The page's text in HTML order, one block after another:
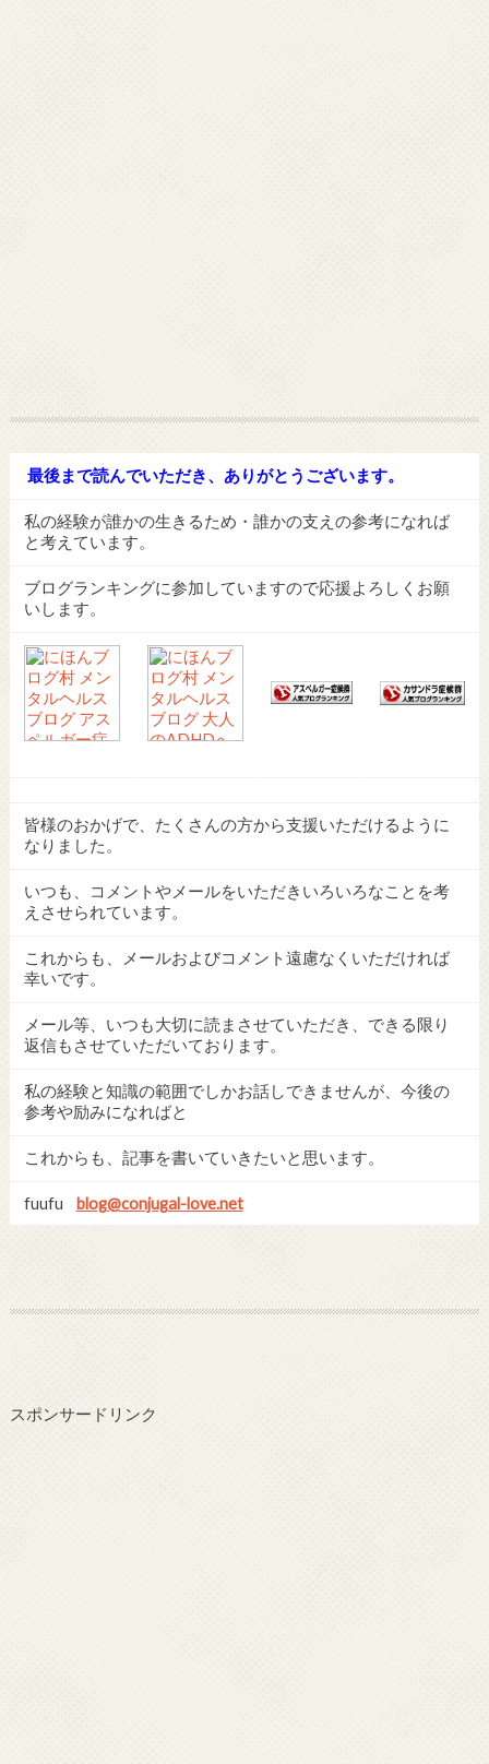
最後まで読んでいただき、ありがとうございます。
私の経験が誰かの生きるため・誰かの支えの参考になれば
と考えています。
ブログランキングに参加していますので応援よろしくお願
いします。
皆様のおかげで、たくさんの方から支援いただけるように
なりました。
いつも、コメントやメールをいただきいろいろなことを考
えさせられています。
これからも、メールおよびコメント遠慮なくいただければ
幸いです。
メール等、いつも大切に読まさせていただき、できる限り
返信もさせていただいております。
私の経験と知識の範囲でしかお話しできませんが、今後の
参考や励みになればと
これからも、記事を書いていきたいと思います。
fuufu blog@conjugal-love.net
スポンサードリンク